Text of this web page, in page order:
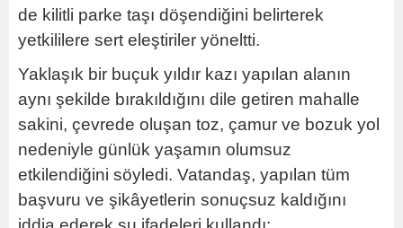
de kilitli parke taşı döşendiğini belirterek
yetkililere sert eleştiriler yöneltti.
Yaklaşık bir buçuk yıldır kazı yapılan alanın
aynı şekilde bırakıldığını dile getiren mahalle
sakini, çevrede oluşan toz, çamur ve bozuk yol
nedeniyle günlük yaşamın olumsuz
etkilendiğini söyledi. Vatandaş, yapılan tüm
başvuru ve şikâyetlerin sonuçsuz kaldığını